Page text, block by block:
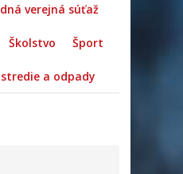
verejná súťaž
Školstvo Šport
a odpady